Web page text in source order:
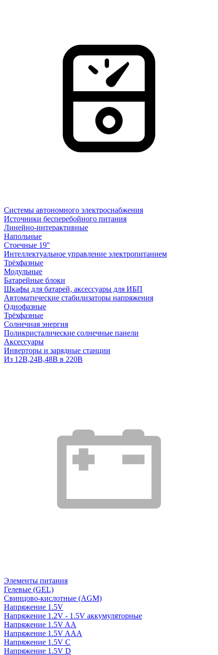
Системы автономного электроснабжения
Источники бесперебойного питания
Линейно-интерактивные
Напольные
Стоечные 19"
Интеллектуальное управление электропитанием
Трёхфазные
Модульные
Батарейные блоки
Шкафы для батарей, аксессуары для ИБП
Автоматические стабилизаторы напряжения
Однофазные
Трёхфазные
Солнечная энергия
Поликристалические солнечные панели
Аксессуары
Инверторы и зарядные станции
Из 12В,24В,48В в 220В
Элементы питания
Гелевые (GEL)
Свинцово-кислотные (AGM)
Напряжение 1.5V
Напряжение 1.2V - 1.5V аккумуляторные
Напряжение 1.5V AA
Напряжение 1.5V AAA
Напряжение 1.5V C
Напряжение 1.5V D